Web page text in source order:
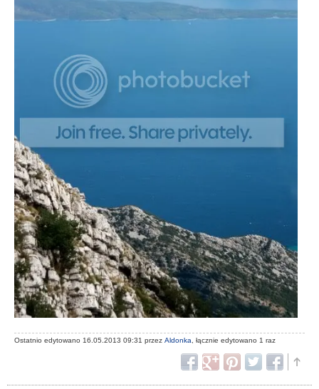
Ostatnio edytowano 16.05.2013 09:31 przez Aldonka , łącznie edytowano 1 raz